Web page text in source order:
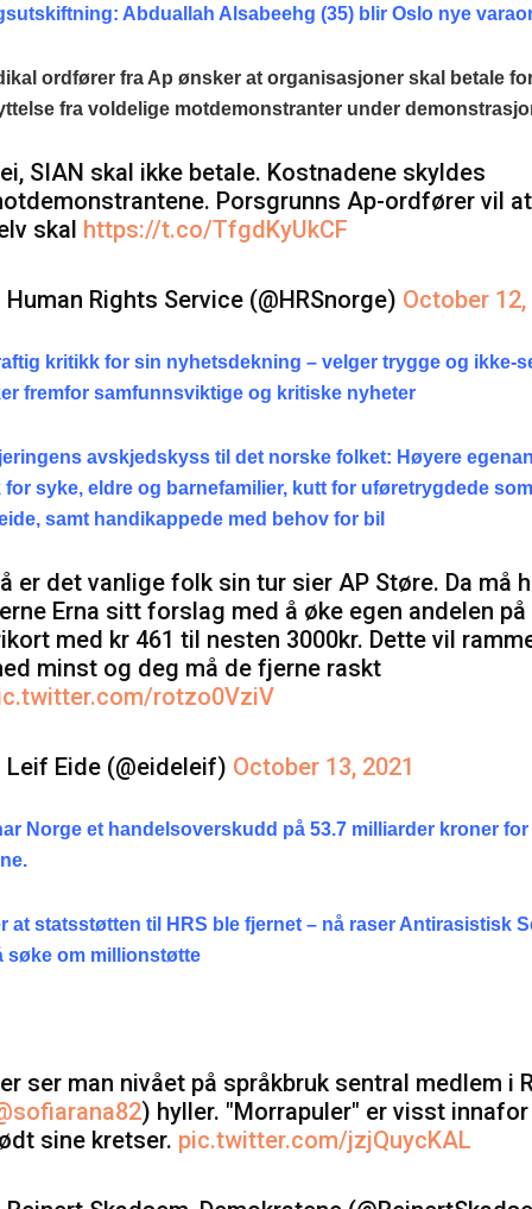
Abduallah Alsabeehg (35) blir Oslo nye
ordfører fra Ap ønsker at organisasjoner skal betale
fra voldelige motdemonstranter under
SIAN skal ikke betale. Kostnadene skyldes
Porsgrunns Ap-ordfører vil
skal https://t.co/TfgdKyUkCF
Rights Service (@HRSnorge) October 12,
kritikk for sin nyhetsdekning – velger trygge og ikke-
fremfor samfunnsviktige og kritiske nyheter
avskjedskyss til det norske folket: Høyere
for syke, eldre og barnefamilier, kutt for uføretrygdede
samt handikappede med behov for bil
er det vanlige folk sin tur sier AP Støre. Da må
Erna sitt forslag med å øke egen andelen på
med kr 461 til nesten 3000kr. Dette vil
minst og deg må de fjerne raskt
rotzo0VziV
Eide (@eideleif) October 13, 2021
Norge et handelsoverskudd på 53.7 milliarder kroner
at statsstøtten til HRS ble fjernet – nå raser Antirasistisk
søke om millionstøtte
ser man nivået på språkbruk sentral medlem i
) hyller. "Morrapuler" er visst
sine kretser. pic.twitter.com/jzjQuycKAL